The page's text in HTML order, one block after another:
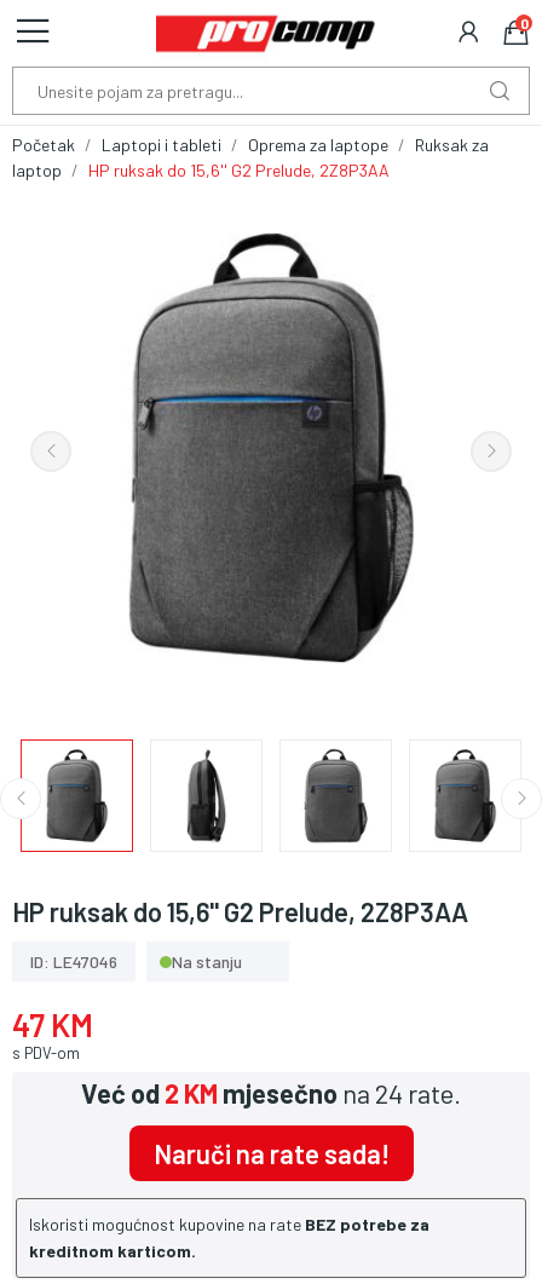
0
Početak Laptopi i tableti Oprema za laptope
Ruksak za
laptop
HP ruksak do 15,6'' G2 Prelude, 2Z8P3AA
HP ruksak do 15,6'' G2 Prelude, 2Z8P3AA
ID: LE47046 Na stanju
47 KM
s PDV-om
Već od2 KM mjesečno na 24 rate.
Naruči na rate sada!
Iskoristi mogućnost kupovine na rate BEZ potrebe za
kreditnom karticom.